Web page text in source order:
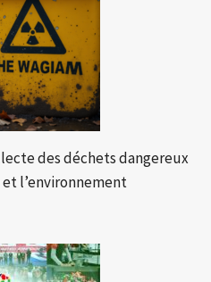
des déchets dangereux
l’environnement